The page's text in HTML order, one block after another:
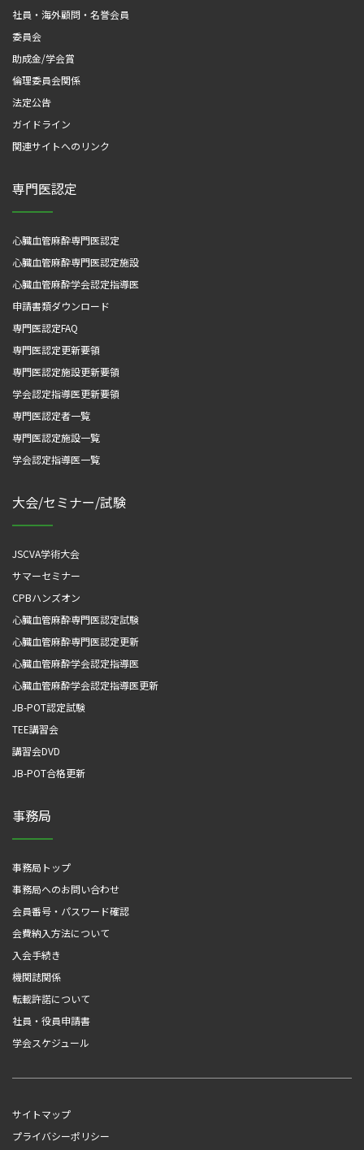
社員・海外顧問・名誉会員
委員会
助成金/学会賞
倫理委員会関係
法定公告
ガイドライン
関連サイトへのリンク
専門医認定
心臓血管麻酔専門医認定
心臓血管麻酔専門医認定施設
心臓血管麻酔学会認定指導医
申請書類ダウンロード
専門医認定FAQ
専門医認定更新要領
専門医認定施設更新要領
学会認定指導医更新要領
専門医認定者一覧
専門医認定施設一覧
学会認定指導医一覧
大会/セミナー/試験
JSCVA学術大会
サマーセミナー
CPBハンズオン
心臓血管麻酔専門医認定試験
心臓血管麻酔専門医認定更新
心臓血管麻酔学会認定指導医
心臓血管麻酔学会認定指導医更新
JB-POT認定試験
TEE講習会
講習会DVD
JB-POT合格更新
事務局
事務局トップ
事務局へのお問い合わせ
会員番号・パスワード確認
会費納入方法について
入会手続き
機関誌関係
転載許諾について
社員・役員申請書
学会スケジュール
サイトマップ
プライバシーポリシー